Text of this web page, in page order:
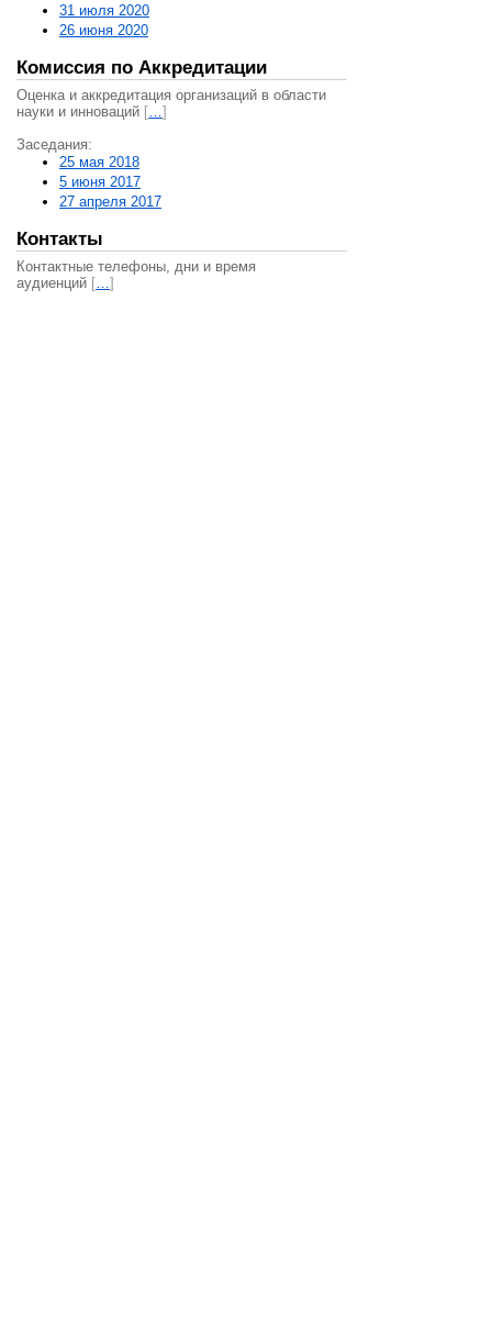
31 июля 2020
26 июня 2020
Комиссия по Аккредитации
Оценка и аккредитация организаций в области
науки и инноваций […]
Заседания:
25 мая 2018
5 июня 2017
27 апреля 2017
Контакты
Контактные телефоны, дни и время
аудиенций […]